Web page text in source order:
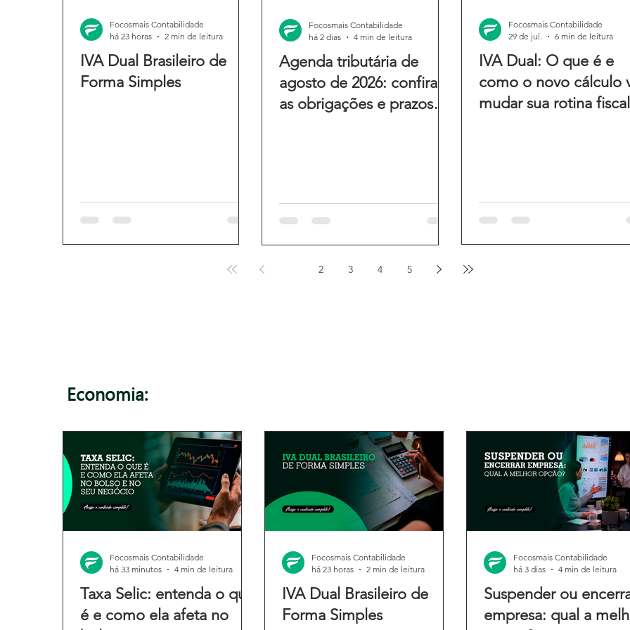
IVA Dual Brasileiro de
Forma Simples
Focosmais Contabilidade
há 23 horas
2 min de leitura
Agenda tributária de
agosto de 2026: confira
as obrigações e prazos
Focosmais Contabilidade
há 2 dias
4 min de leitura
IVA Dual: O que é e
como o novo cálculo
mudar sua rotina fiscal
Focosmais Contabilidade
29 de jul.
6 min de leitura
2 3 4 5
Economia:
Taxa Selic: entenda o que
é e como ela afeta no
Focosmais Contabilidade
há 33 minutos
4 min de leitura
IVA Dual Brasileiro de
Forma Simples
Focosmais Contabilidade
há 23 horas
2 min de leitura
Suspender ou
empresa: qual a
Focosmais Contabilidade
há 3 dias
4 min de leitura